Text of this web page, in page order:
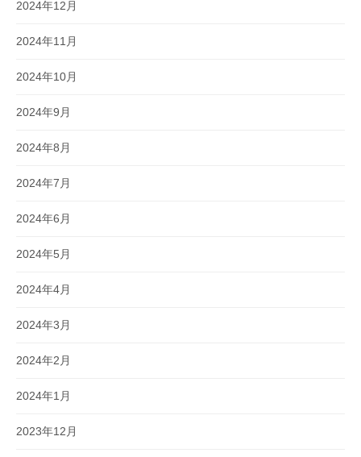
2024年12月
2024年11月
2024年10月
2024年9月
2024年8月
2024年7月
2024年6月
2024年5月
2024年4月
2024年3月
2024年2月
2024年1月
2023年12月